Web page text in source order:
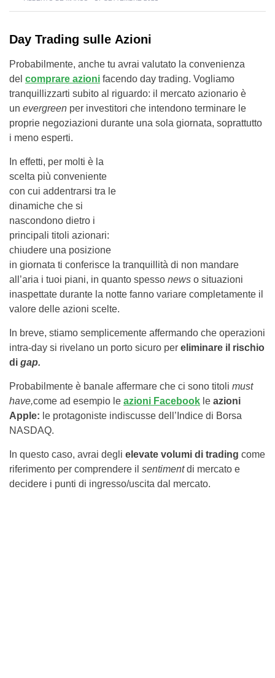
Day Trading sulle Azioni
Probabilmente, anche tu avrai valutato la convenienza
del comprare azioni facendo day trading. Vogliamo
tranquillizzarti subito al riguardo: il mercato azionario è
un evergreen per investitori che intendono terminare le
proprie negoziazioni durante una sola giornata, soprattutto
i meno esperti.
In effetti, per molti è la
scelta più conveniente
con cui addentrarsi tra le
dinamiche che si
nascondono dietro i
principali titoli azionari:
chiudere una posizione
in giornata ti conferisce la tranquillità di non mandare
all’aria i tuoi piani, in quanto spesso news o situazioni
inaspettate durante la notte fanno variare completamente il
valore delle azioni scelte.
In breve, stiamo semplicemente affermando che operazioni
intra-day si rivelano un porto sicuro per eliminare il rischio
di gap.
Probabilmente è banale affermare che ci sono titoli must
have,come ad esempio le azioni Facebook le azioni
Apple: le protagoniste indiscusse dell’Indice di Borsa
NASDAQ.
In questo caso, avrai degli elevate volumi di trading come
riferimento per comprendere il sentimentdi mercato e
decidere i punti di ingresso/uscita dal mercato.